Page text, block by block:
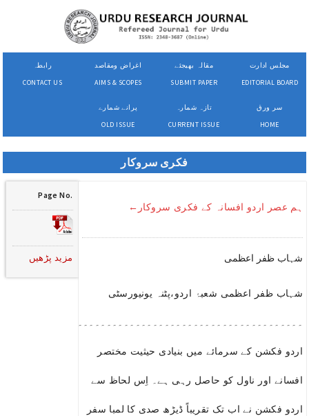
رابطہ
CONTACT US
اغراض ومقاصد
AIMS & SCOPES
مقالہ بھیجئے
SUBMIT PAPER
مجلس ادارت
EDITORIAL BOARD
پرانے شمارے
OLD ISSUE
تازہ شمارہ
CURRENT ISSUE
سر ورق
HOME
فکری سروکار
ہم عصر اردو افسانہ کے فکری سروکار←
شہاب ظفر اعظمی
شہاب ظفر اعظمی شعبۂ اردو،پٹنہ یونیورسٹی
اردو فکشن کے سرمائے میں بنیادی حیثیت مختصر
افسانے اور ناول کو حاصل رہی ہے۔ اِس لحاظ سے
اردو فکشن نے اب تک تقریباً ڈیڑھ صدی کا لمبا سفر
Page No.
مزید پڑھیں